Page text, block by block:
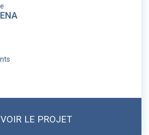
VOIR LE PROJET